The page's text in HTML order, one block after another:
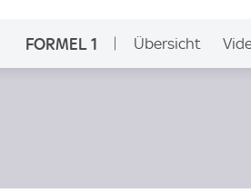
FORMEL 1 Übersicht